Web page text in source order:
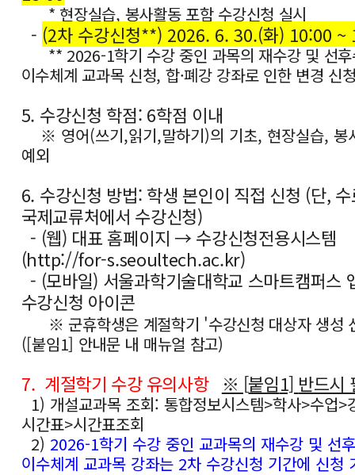
* 현장실습, 봉사활동 포함 수강신청 실시
- (2차 수강신청**) 2026. 6. 30.(화) 10:00 ~
** 2026-1학기 수강 중인 과목의 재수강 및 선후
이수체계 교과목 신청, 합·폐강 강좌로 인한 변경 신
5. 수강신청 학점: 6학점 이내
※ 영어(쓰기,읽기,말하기)의 기초, 현장실습, 봉
예외
6. 수강신청 방법: 학생 본인이 직접 신청 (단,
국제교류처에서 수강신청)
- (웹) 대표 홈페이지 → 수강신청전용시스템
(http://for-s.seoultech.ac.kr)
- (모바일) 서울과학기술대학교 스마트캠퍼스
수강신청 아이콘
※ 군휴학생은 계절학기 '수강신청 대상자 생성
([붙임1] 안내문 내 매뉴얼 참고)
7. 계절학기 수강 유의사항 ※ [붙임1] 반드시
1) 개설교과목 조회: 통합정보시스템>학사>수업>
시간표>시간표조회
2) 2026-1학기 수강 중인 교과목의 재수강 및 선
이수체계 교과목 강좌는 2차 수강신청 기간에 신청